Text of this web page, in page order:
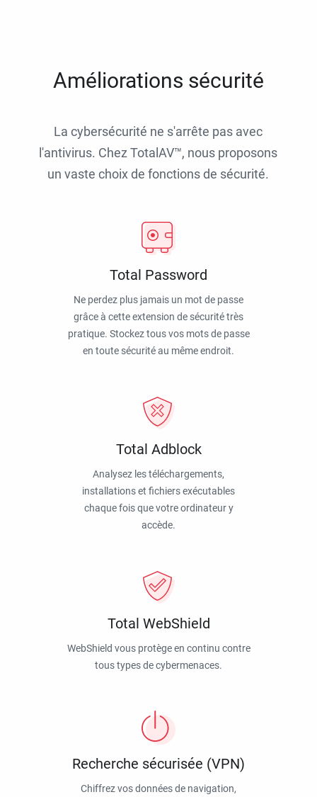
Améliorations sécurité
La cybersécurité ne s'arrête pas avec
l'antivirus. Chez TotalAV™, nous proposons
un vaste choix de fonctions de sécurité.
Total Password
Ne perdez plus jamais un mot de passe
grâce à cette extension de sécurité très
pratique. Stockez tous vos mots de passe
en toute sécurité au même endroit.
Total Adblock
Analysez les téléchargements,
installations et fichiers exécutables
chaque fois que votre ordinateur y
accède.
Total WebShield
WebShield vous protège en continu contre
tous types de cybermenaces.
Recherche sécurisée (VPN)
Chiffrez vos données de navigation,